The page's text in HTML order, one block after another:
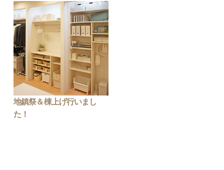
地鎮祭＆棟上げ行いまし
た！